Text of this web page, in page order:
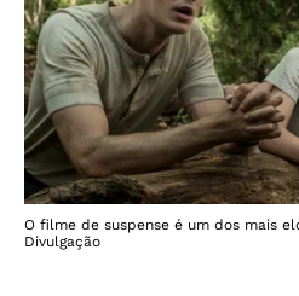
O filme de suspense é um dos mais
Divulgação